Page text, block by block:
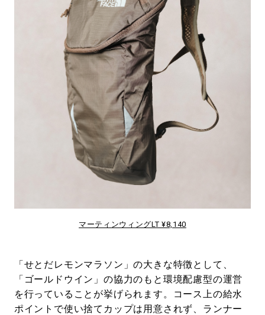
マーティンウィングLT ¥8,140
「せとだレモンマラソン」の大きな特徴として、
「ゴールドウイン」の協力のもと環境配慮型の運営
を行っていることが挙げられます。コース上の給水
ポイントで使い捨てカップは用意されず、ランナー